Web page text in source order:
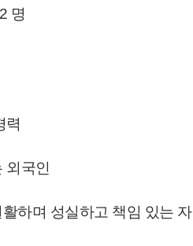
명
력
외국인
하며 성실하고 책임 있는 자